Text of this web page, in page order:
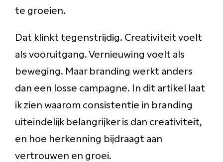
te groeien.
Dat klinkt tegenstrijdig. Creativiteit voelt
als vooruitgang. Vernieuwing voelt als
beweging. Maar branding werkt anders
dan een losse campagne. In dit artikel laat
ik zien waarom consistentie in branding
uiteindelijk belangrijker is dan creativiteit,
en hoe herkenning bijdraagt aan
vertrouwen en groei.